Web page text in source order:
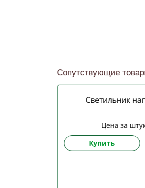
Сопутствующие
Светильник
Цена за
Купить